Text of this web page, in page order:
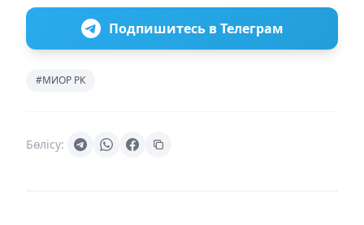
Подпишитесь в Телеграм
#МИОР РК
Бөлісу: